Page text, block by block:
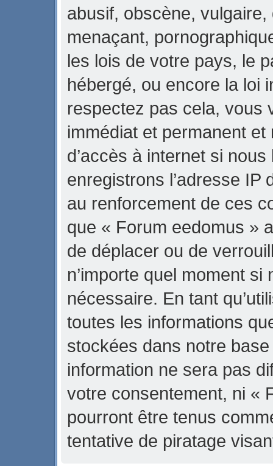
abusif, obscène,
menaçant,
les lois de votre pays, le
hébergé, ou encore la loi
respectez pas cela, vous
immédiat et permanent
d’accès à internet si
enregistrons l’adresse IP
au renforcement de ces
que « Forum eedomus »
de déplacer ou de
n’importe quel moment
nécessaire. En tant
toutes les informations
stockées dans notre
information ne sera pas
votre consentement, ni «
pourront être tenus
tentative de piratage